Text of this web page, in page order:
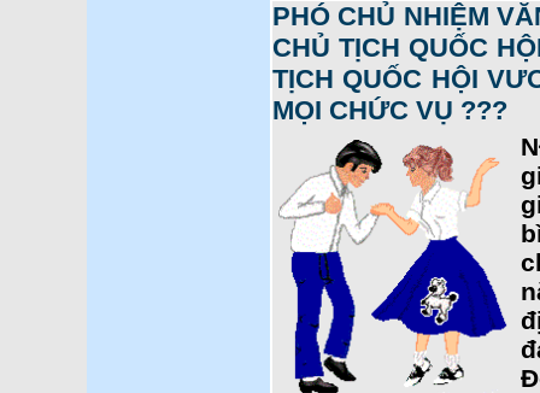
PHÓ CHỦ NHIỆM
CHỦ TỊCH QUỐC
TỊCH QUỐC HỘI
MỌI CHỨC VỤ ???